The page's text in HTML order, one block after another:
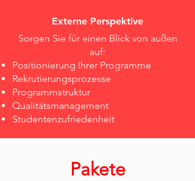
Externe Perspektive
Sorgen Sie für einen Blick von außen
auf:
Positionierung Ihrer Programme
Rekrutierungsprozesse
Programmstruktur
Qualitätsmanagement
Studentenzufriedenheit
Pakete